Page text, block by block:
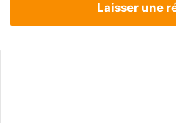
Laisser une